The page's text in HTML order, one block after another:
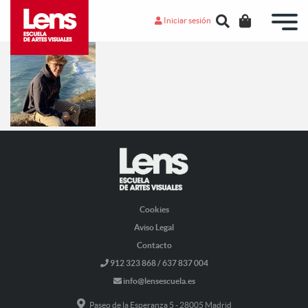
Iniciar sesión
Cookies
Aviso Legal
Contacto
912 323 868 / 637 837 004
info@lensescuela.es
Paseo de la Esperanza 5 - 28005 Madrid